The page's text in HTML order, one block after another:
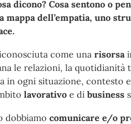
dicono? Cosa sentono o
dell’empatia, uno
come una risorsa
le relazioni, la
in ogni situazione, contesto
lavorativo e di business
dobbiamo comunicare e/o